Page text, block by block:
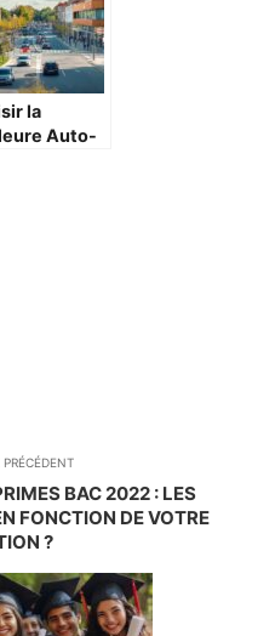
est
la
Auto-
BAC 2022 : LES
FONCTION DE VOTRE
?